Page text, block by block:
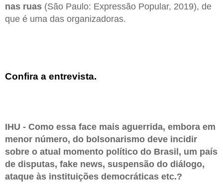
nas ruas (São Paulo: Expressão Popular, 2019), de
que é uma das organizadoras.
Confira a entrevista.
IHU - Como essa face mais aguerrida, embora em
menor número, do bolsonarismo deve incidir
sobre o atual momento político do Brasil, um país
de disputas, fake news, suspensão do diálogo,
ataque às instituições democráticas etc.?